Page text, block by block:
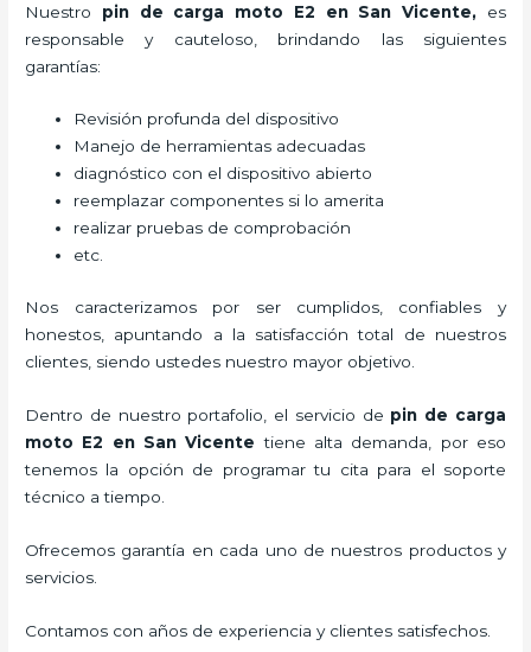
Nuestro pin de carga moto E2 en San Vicente, es
responsable y cauteloso, brindando las siguientes
garantías:
Revisión profunda del dispositivo
Manejo de herramientas adecuadas
diagnóstico con el dispositivo abierto
reemplazar componentes si lo amerita
realizar pruebas de comprobación
etc.
Nos caracterizamos por ser cumplidos, confiables y
honestos, apuntando a la satisfacción total de nuestros
clientes, siendo ustedes nuestro mayor objetivo.
Dentro de nuestro portafolio, el servicio de pin de carga
moto E2
en San Vicente tiene alta demanda, por eso
tenemos la opción de programar tu cita para el soporte
técnico a tiempo.
Ofrecemos garantía en cada uno de nuestros productos y
servicios.
Contamos con años de experiencia y clientes satisfechos.